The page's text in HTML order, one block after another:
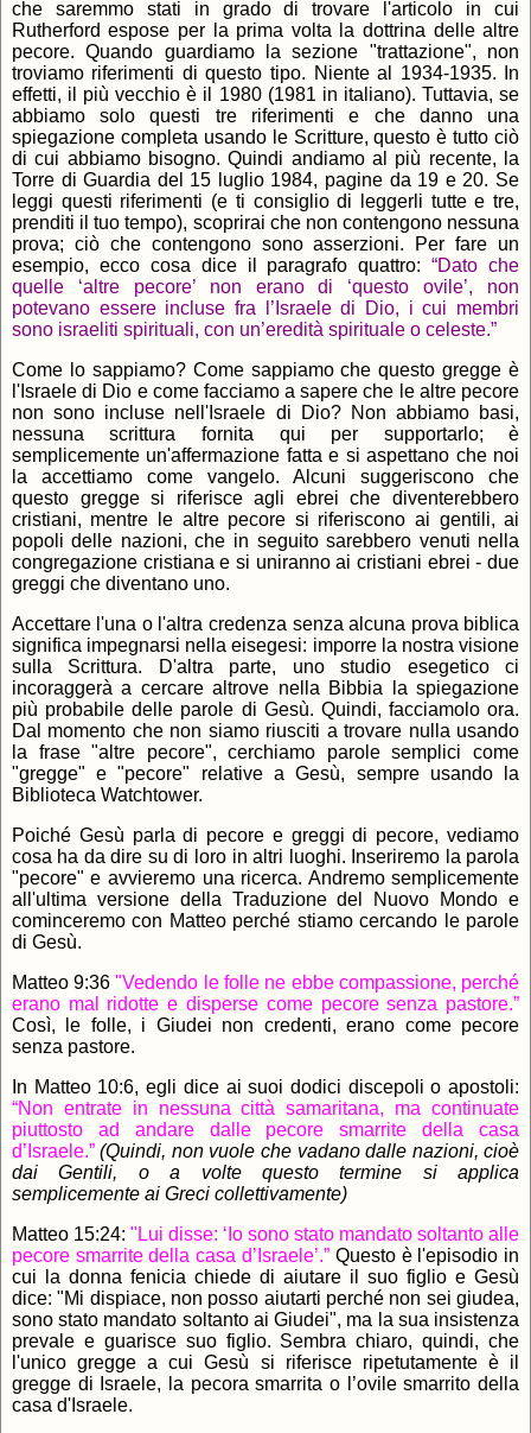
che saremmo stati in grado di trovare l'articolo in cui
Rutherford espose per la prima volta la dottrina delle altre
pecore. Quando guardiamo la sezione "trattazione", non
troviamo riferimenti di questo tipo. Niente al 1934-1935. In
effetti, il più vecchio è il 1980 (1981 in italiano). Tuttavia, se
abbiamo solo questi tre riferimenti e che danno una
spiegazione completa usando le Scritture, questo è tutto ciò
di cui abbiamo bisogno. Quindi andiamo al più recente, la
Torre di Guardia del 15 luglio 1984, pagine da 19 e 20. Se
leggi questi riferimenti (e ti consiglio di leggerli tutte e tre,
prenditi il ​​tuo tempo), scoprirai che non contengono nessuna
prova; ciò che contengono sono asserzioni. Per fare un
esempio, ecco cosa dice il paragrafo quattro:“Dato che
quelle ‘altre pecore’ non erano di ‘questo ovile’, non
potevano essere incluse fra l’Israele di Dio, i cui membri
sono israeliti spirituali, con un’eredità spirituale o celeste.”
Come lo sappiamo? Come sappiamo che questo gregge è
l'Israele di Dio e come facciamo a sapere che le altre pecore
non sono incluse nell'Israele di Dio? Non abbiamo basi,
nessuna scrittura fornita qui per supportarlo; è
semplicemente un'affermazione fatta e si aspettano che noi
la accettiamo come vangelo. Alcuni suggeriscono che
questo gregge si riferisce agli ebrei che diventerebbero
cristiani, mentre le altre pecore si riferiscono ai gentili, ai
popoli delle nazioni, che in seguito sarebbero venuti nella
congregazione cristiana e si uniranno ai cristiani ebrei - due
greggi che diventano uno.
Accettare l'una o l'altra credenza senza alcuna prova biblica
significa impegnarsi nella eisegesi: imporre la nostra visione
sulla Scrittura. D'altra parte, uno studio esegetico ci
incoraggerà a cercare altrove nella Bibbia la spiegazione
più probabile delle parole di Gesù. Quindi, facciamolo ora.
Dal momento che non siamo riusciti a trovare nulla usando
la frase "altre pecore", cerchiamo parole semplici come
"gregge" e "pecore" relative a Gesù, sempre usando la
Biblioteca Watchtower.
Poiché Gesù parla di pecore e greggi di pecore, vediamo
cosa ha da dire su di loro in altri luoghi. Inseriremo la parola
"pecore" e avvieremo una ricerca. Andremo semplicemente
all'ultima versione della Traduzione del Nuovo Mondo e
cominceremo con Matteo perché stiamo cercando le parole
di Gesù.
Matteo 9:36"Vedendo le folle ne ebbe compassione, perché
erano mal ridotte e disperse come pecore senza pastore.”
Così, le folle, i Giudei non credenti, erano come pecore
senza pastore.
In Matteo 10:6, egli dice ai suoi dodici discepoli o apostoli:
“Non entrate in nessuna città samaritana, ma continuate
piuttosto ad andare dalle pecore smarrite della casa
d’Israele.” (Quindi, non vuole che vadano dalle nazioni, cioè
dai Gentili, o a volte questo termine si applica
semplicemente ai Greci collettivamente)
Matteo 15:24: "Lui disse: ‘Io sono stato mandato soltanto alle
pecore smarrite della casa d’Israele’.” Questo è l'episodio in
cui la donna fenicia chiede di aiutare il suo figlio e Gesù
dice: "Mi dispiace, non posso aiutarti perché non sei giudea,
sono stato mandato soltanto ai Giudei", ma la sua insistenza
prevale e guarisce suo figlio. Sembra chiaro, quindi, che
l'unico gregge a cui Gesù si riferisce ripetutamente è il
gregge di Israele, la pecora smarrita o l’ovile smarrito della
casa d'Israele.